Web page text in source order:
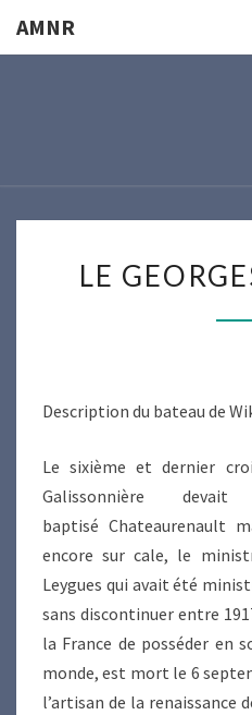
AMNR
LE
Description du bateau de
Le sixième et dernier
Galissonnière
baptisé Chateaurenault
encore sur cale, le
Leygues qui avait été
sans discontinuer entre
la France de posséder en
monde, est mort le 6
l’artisan de la renaissance